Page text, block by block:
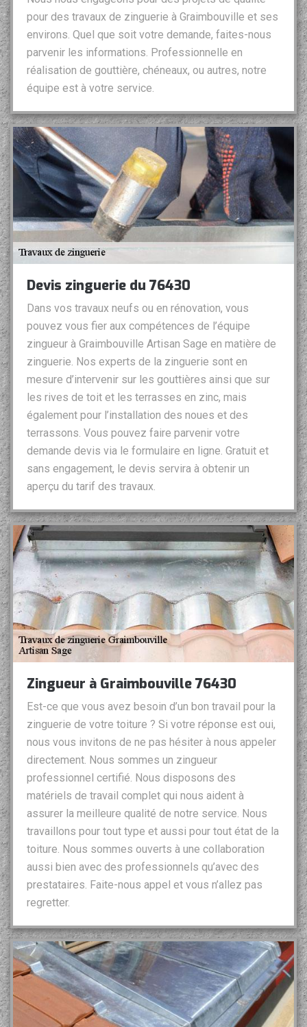
pour des travaux de zinguerie à Graimbouville et ses
environs. Quel que soit votre demande, faites-nous
parvenir les informations. Professionnelle en
réalisation de gouttière, chéneaux, ou autres, notre
équipe est à votre service.
Devis zinguerie du 76430
Dans vos travaux neufs ou en rénovation, vous
pouvez vous fier aux compétences de l’équipe
zingueur à Graimbouville Artisan Sage en matière de
zinguerie. Nos experts de la zinguerie sont en
mesure d’intervenir sur les gouttières ainsi que sur
les rives de toit et les terrasses en zinc, mais
également pour l’installation des noues et des
terrassons. Vous pouvez faire parvenir votre
demande devis via le formulaire en ligne. Gratuit et
sans engagement, le devis servira à obtenir un
aperçu du tarif des travaux.
Zingueur à Graimbouville 76430
Est-ce que vous avez besoin d’un bon travail pour la
zinguerie de votre toiture ? Si votre réponse est oui,
nous vous invitons de ne pas hésiter à nous appeler
directement. Nous sommes un zingueur
professionnel certifié. Nous disposons des
matériels de travail complet qui nous aident à
assurer la meilleure qualité de notre service. Nous
travaillons pour tout type et aussi pour tout état de la
toiture. Nous sommes ouverts à une collaboration
aussi bien avec des professionnels qu’avec des
prestataires. Faite-nous appel et vous n’allez pas
regretter.